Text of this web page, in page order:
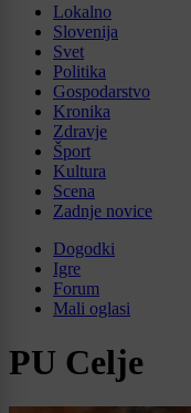
Lokalno
Slovenija
Svet
Politika
Gospodarstvo
Kronika
Zdravje
Šport
Kultura
Scena
Zadnje novice
Dogodki
Igre
Forum
Mali oglasi
PU Celje